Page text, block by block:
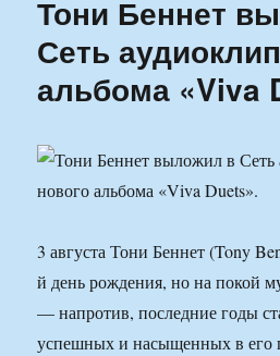
Тони Беннет
Сеть
альбома «Viva
3 августа Тони Беннет (Tony
й день рождения, но на покой
— напротив, последние годы
успешных и насыщенных в его